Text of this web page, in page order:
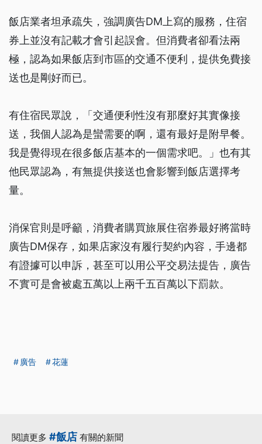
飯店業者坦承疏失，強調廣告DM上寫的服務，住宿
券上並沒有記載才會引起誤會。但消費者卻看法兩
極，認為如果飯店到市區的交通不便利，提供免費接
送也是剛好而已。
有住宿民眾說，「交通便利性沒有那麼好其實像接
送，我個人認為是蠻需要的啊，還有最好是附早餐。
我是覺得現在很多飯店基本的一個需求吧。」也有其
他民眾認為，有無提供接送也會影響到飯店選擇考
量。
消保官則是呼籲，消費者購買旅展住宿券最好將當時
廣告DM保存，如果店家沒有履行契約內容，手邊都
有證據可以申訴，甚至可以用公平交易法提告，廣告
不實可是會被處五萬以上兩千五百萬以下罰款。
廣告 花蓮
閱讀更多 #飯店 有關的新聞